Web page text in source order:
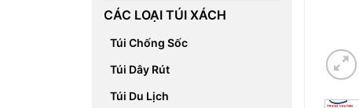
CÁC LOẠI TÚI XÁCH
Túi Chống Sốc
Túi Dây Rút
Túi Du Lịch